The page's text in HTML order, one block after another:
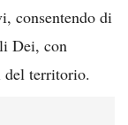
consentendo di
Dei, con
del territorio.